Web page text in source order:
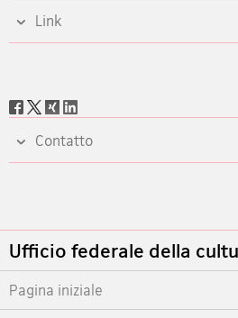
Link
Social
Contatto
Footer
Ufficio federale della
Pagina iniziale